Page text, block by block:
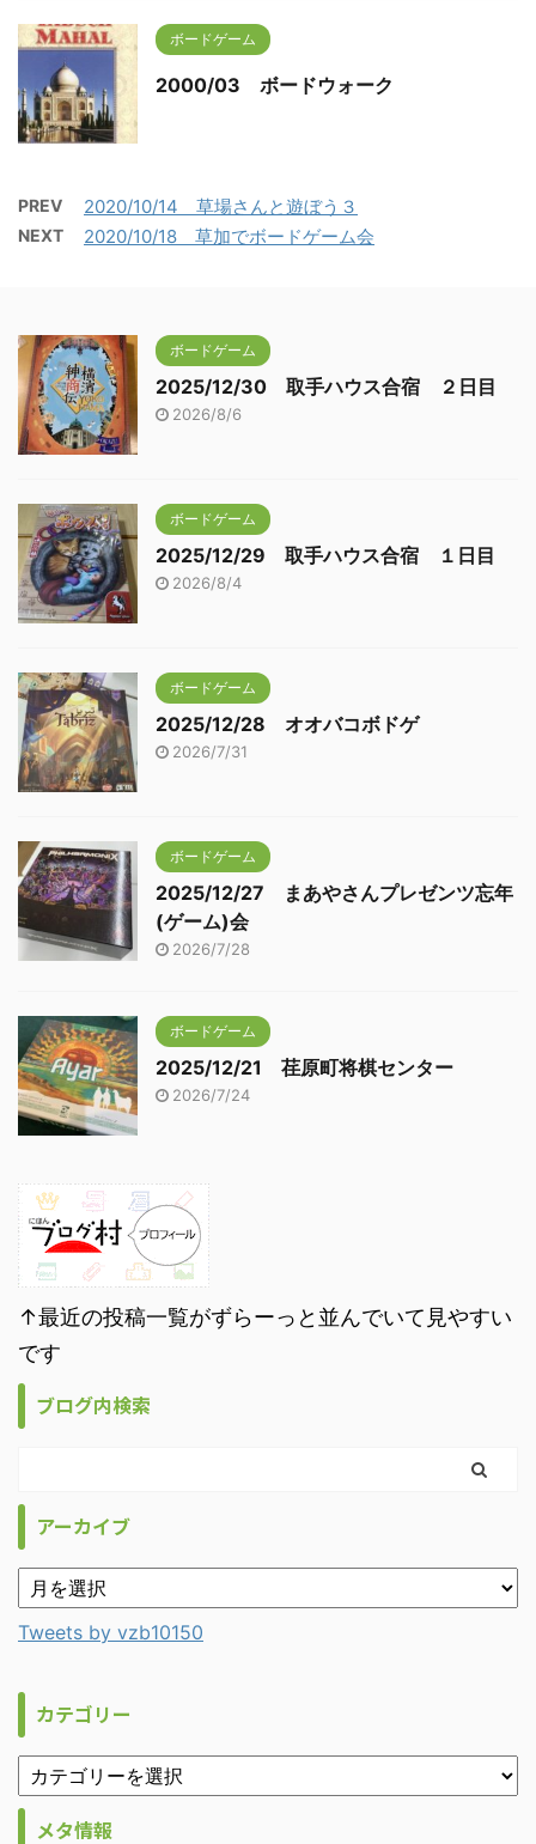
ボードゲーム
2000/03 ボードウォーク
PREV 2020/10/14 草場さんと遊ぼう３
NEXT 2020/10/18 草加でボードゲーム会
ボードゲーム
2025/12/30 取手ハウス合宿 ２日目
2026/8/6
ボードゲーム
2025/12/29 取手ハウス合宿 １日目
2026/8/4
ボードゲーム
2025/12/28 オオバコボドゲ
2026/7/31
ボードゲーム
2025/12/27 まあやさんプレゼンツ忘年
(ゲーム)会
2026/7/28
ボードゲーム
2025/12/21 荏原町将棋センター
2026/7/24
↑最近の投稿一覧がずらーっと並んでいて見やすい
です
ブログ内検索
アーカイブ
Tweets by vzb10150
カテゴリー
メタ情報